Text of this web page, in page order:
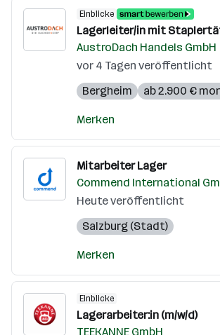
Einblicke
Lagerleiter/in mit
AustroDach Handels GmbH
vor 4 Tagen veröffentlicht
Bergheim
ab 2.900 €
Merken
Mitarbeiter Lager
Commend International
Heute veröffentlicht
Salzburg (Stadt)
Merken
Einblicke
Lagerarbeiter:in (m/w/d)
TEEKANNE GmbH